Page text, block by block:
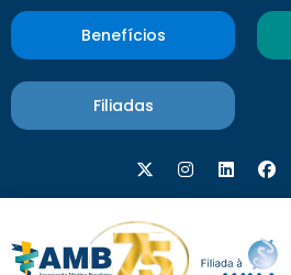
Benefícios
Filiadas